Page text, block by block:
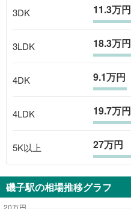
3DK 11.3万円
3LDK 18.3万円
4DK 9.1万円
4LDK 19.7万円
5K以上 27万円
磯子駅の相場推移グラフ